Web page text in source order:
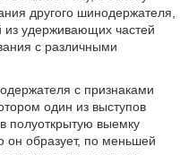
другого шинодержателя,
из удерживающих частей
с различными
с признаками
один из выступов
полуоткрытую выемку
он образует, по меньшей